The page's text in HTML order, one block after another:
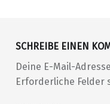
SCHREIBE EINEN
Deine E-Mail-
Erforderliche Felder